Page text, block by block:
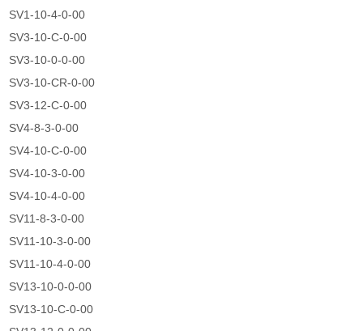
SV1-10-4-0-00
SV3-10-C-0-00
SV3-10-0-0-00
SV3-10-CR-0-00
SV3-12-C-0-00
SV4-8-3-0-00
SV4-10-C-0-00
SV4-10-3-0-00
SV4-10-4-0-00
SV11-8-3-0-00
SV11-10-3-0-00
SV11-10-4-0-00
SV13-10-0-0-00
SV13-10-C-0-00